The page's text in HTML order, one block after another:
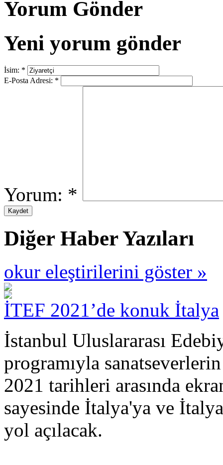
Yorum Gönder
Yeni yorum gönder
İsim: *
E-Posta Adresi: *
Yorum: *
Diğer Haber Yazıları
okur eleştirilerini göster »
İTEF 2021’de konuk İtalya
İstanbul Uluslararası
programıyla
2021 tarihleri arasında
sayesinde İtalya'ya ve
yol açılacak.